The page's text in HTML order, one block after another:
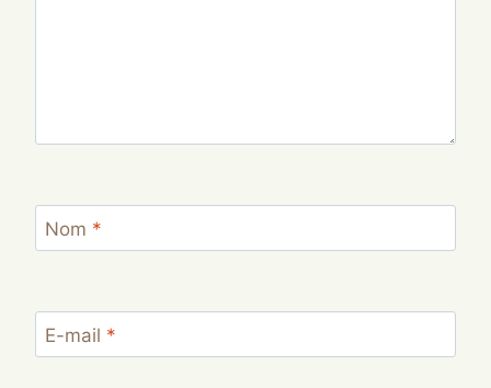
Nom *
E-mail *